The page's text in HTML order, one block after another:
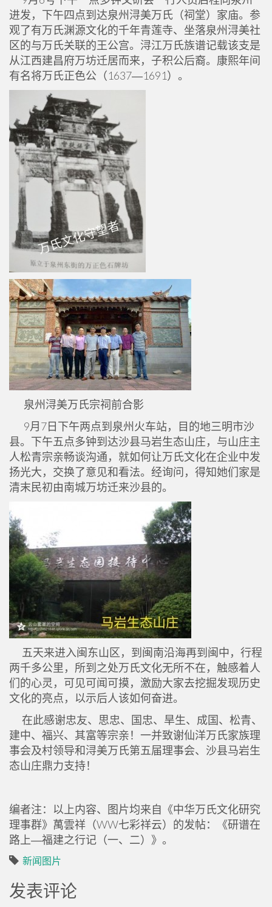
进发，下午四点到达泉州浔美万氏（祠堂）家庙。参
观了有万氏渊源文化的千年青莲寺、坐落泉州浔美社
区的与万氏关联的王公宫。浔江万氏族谱记载该支是
从江西建昌府万坊迁居而来，子积公后裔。康熙年间
有名将万氏正色公（1637―1691）。
泉州浔美万氏宗祠前合影
9月7日下午两点到泉州火车站，目的地三明市沙
县。下午五点多钟到达沙县马岩生态山庄，与山庄主
人松青宗亲畅谈沟通，就如何让万氏文化在企业中发
扬光大，交换了意见和看法。经询问，得知她们家是
清末民初由南城万坊迁来沙县的。
五天来进入闽东山区，到闽南沿海再到闽中，行程
两千多公里，所到之处万氏文化无所不在，触感着人
们的心灵，可见可闻可摸，激励大家去挖掘发现历史
文化的亮点，以示后人该如何奋进。
在此感谢忠友、思忠、国忠、旱生、成国、松青、
建中、福兴、其富等宗亲！一并致谢仙洋万氏家族理
事会及村领导和浔美万氏第五届理事会、沙县马岩生
态山庄鼎力支持！
编者注：以上内容、图片均来自《中华万氏文化研究
理事群》萬雲祥（WW七彩祥云）的发帖：《研谱在
路上―福建之行记（一、二）》。
新闻图片
发表评论